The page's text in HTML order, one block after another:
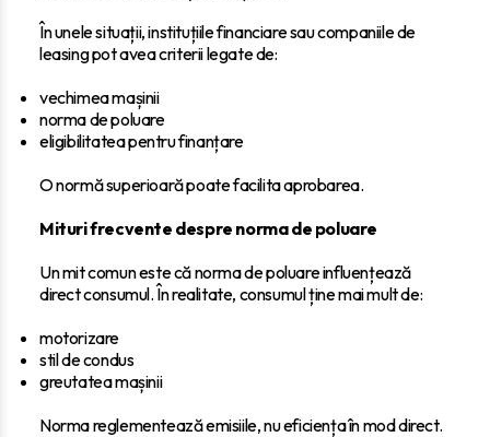
În unele situații, instituțiile financiare sau companiile de
leasing pot avea criterii legate de:
vechimea mașinii
norma de poluare
eligibilitatea pentru finanțare
O normă superioară poate facilita aprobarea.
Mituri frecvente despre norma de poluare
Un mit comun este că norma de poluare influențează
direct consumul. În realitate, consumul ține mai mult de:
motorizare
stil de condus
greutatea mașinii
Norma reglementează emisiile, nu eficiența în mod direct.